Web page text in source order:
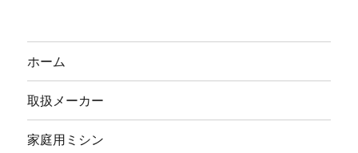
ホーム
取扱メーカー
家庭用ミシン